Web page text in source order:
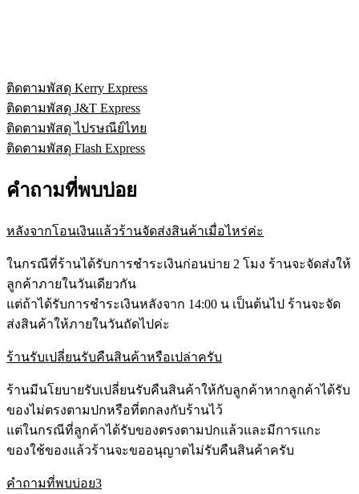
ติดตามพัสดุ Kerry Express
ติดตามพัสดุ J&T Express
ติดตามพัสดุ ไปรษณีย์ไทย
ติดตามพัสดุ Flash Express
คำถามที่พบบ่อย
หลังจากโอนเงินแล้วร้านจัดส่งสินค้าเมื่อไหร่ค่ะ
ในกรณีที่ร้านได้รับการชำระเงินก่อนบ่าย 2 โมง ร้านจะจัดส่งให้
ลูกค้าภายในวันเดียวกัน
แต่ถ้าได้รับการชำระเงินหลังจาก 14:00 น เป็นต้นไป ร้านจะจัด
ส่งสินค้าให้ภายในวันถัดไปค่ะ
ร้านรับเปลี่ยนรับคืนสินค้าหรือเปล่าครับ
ร้านมีนโยบายรับเปลี่ยนรับคืนสินค้าให้กับลูกค้าหากลูกค้าได้รับ
ของไม่ตรงตามปกหรือที่ตกลงกับร้านไว้
แต่ในกรณีที่ลูกค้าได้รับของตรงตามปกแล้วและมีการแกะ
ของใช้ของแล้วร้านจะขออนุญาตไม่รับคืนสินค้าครับ
คำถามที่พบบ่อย3